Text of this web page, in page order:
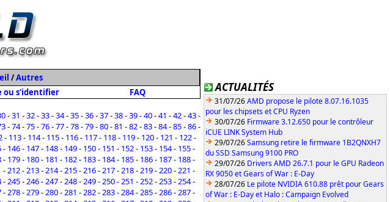
ACTUALITÉS
31/07/26AMD propose le pilote 8.07.16.1035
pour les chipsets et CPU Ryzen
30/07/26 Firmware 3.12.650 pour le contrôleur
iCUE LINK System Hub
29/07/26Samsung retire le firmware 1B2QNXH7
du SSD Samsung 9100 PRO
29/07/26 Drivers AMD 26.7.1 pour le GPU Radeon
RX 9050 et Gears of War : E-Day
28/07/26 Le pilote NVIDIA 610.88 prêt pour Gears
of War : E-Day et Halo : Campaign Evolved
/Autres
ou s'identifier FAQ
-31 -32-33-34-35-36-37-38-39-40-41 -42-43-
-74-75-76-77-78-79-80-81 -82-83-84-85-86-
- 113- 114- 115- 116- 117- 118- 119- 120- 121 - 122-
- 146- 147- 148- 149- 150- 151 - 152- 153- 154- 155-
- 179- 180- 181 - 182- 183- 184- 185- 186- 187- 188-
-212-213-214-215-216-217-218-219-220-221 -
-245-246-247-248-249-250-251 -252-253-254-
-278-279-280-281 -282-283-284-285-286-287-